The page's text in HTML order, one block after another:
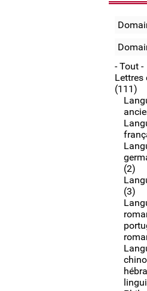
- Tout -
Lettres
(111)
(2)
(3)